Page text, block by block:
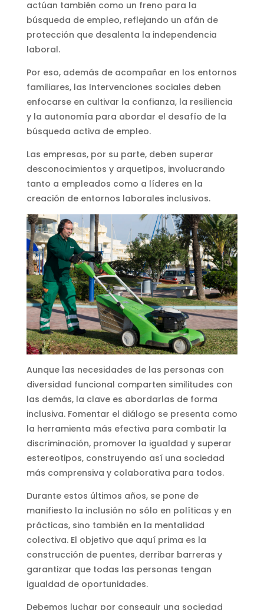
actúan también como un freno para la
búsqueda de empleo, reflejando un afán de
protección que desalenta la independencia
laboral.
Por eso, además de acompañar en los entornos
familiares, las Intervenciones sociales deben
enfocarse en cultivar la confianza, la resiliencia
y la autonomía para abordar el desafío de la
búsqueda activa de empleo.
Las empresas, por su parte, deben superar
desconocimientos y arquetipos, involucrando
tanto a empleados como a líderes en la
creación de entornos laborales inclusivos.
Aunque las necesidades de las personas con
diversidad funcional comparten similitudes con
las demás, la clave es abordarlas de forma
inclusiva. Fomentar el diálogo se presenta como
la herramienta más efectiva para combatir la
discriminación, promover la igualdad y superar
estereotipos, construyendo así una sociedad
más comprensiva y colaborativa para todos.
Durante estos últimos años, se pone de
manifiesto la inclusión no sólo en políticas y en
prácticas, sino también en la mentalidad
colectiva. El objetivo que aquí prima es la
construcción de puentes, derribar barreras y
garantizar que todas las personas tengan
igualdad de oportunidades.
Debemos luchar por conseguir una sociedad